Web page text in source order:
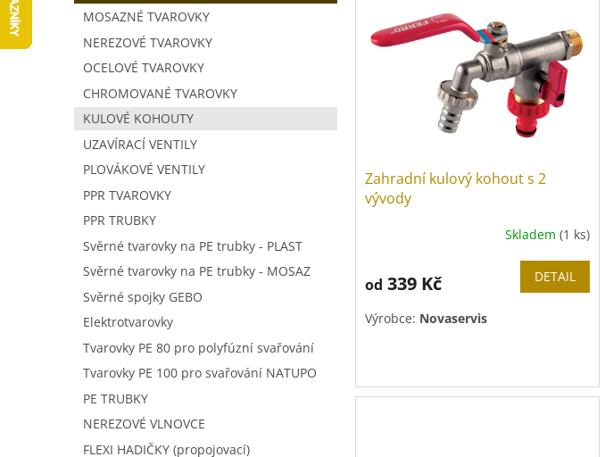
a
a
n
MOSAZNÉ TVAROVKY
NEREZOVÉ TVAROVKY
OCELOVÉ TVAROVKY
CHROMOVANÉ TVAROVKY
KULOVÉ KOHOUTY
UZAVÍRACÍ VENTILY
PLOVÁKOVÉ VENTILY
PPR TVAROVKY
PPR TRUBKY
Svěrné tvarovky na PE trubky - PLAST
Svěrné tvarovky na PE trubky - MOSAZ
Svěrné spojky GEBO
Elektrotvarovky
Tvarovky PE 80 pro polyfúzní svařování
Tvarovky PE 100 pro svařování NATUPO
PE TRUBKY
NEREZOVÉ VLNOVCE
FLEXI HADIČKY (propojovací)
Zahradní kulový kohout s 2
vývody
Skladem(1 ks)
od 339 Kč DETAIL
Výrobce: Novaservis